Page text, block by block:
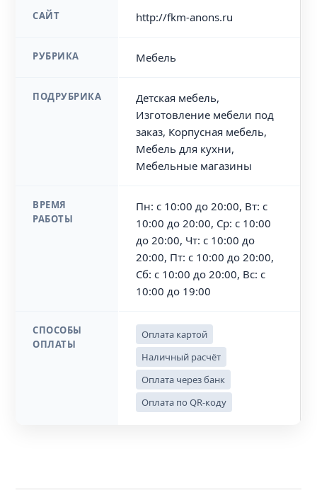
САЙТ http://fkm-anons.ru
РУБРИКА Мебель
ПОДРУБРИКА
Детская мебель,
Изготовление мебели под
заказ, Корпусная мебель,
Мебель для кухни,
Мебельные магазины
ВРЕМЯ
РАБОТЫ
Пн: с 10:00 до 20:00, Вт: с
10:00 до 20:00, Ср: с 10:00
до 20:00, Чт: с 10:00 до
20:00, Пт: с 10:00 до 20:00,
Сб: с 10:00 до 20:00, Вс: с
10:00 до 19:00
СПОСОБЫ
ОПЛАТЫ
Оплата картой
Наличный расчёт
Оплата через банк
Оплата по QR-коду